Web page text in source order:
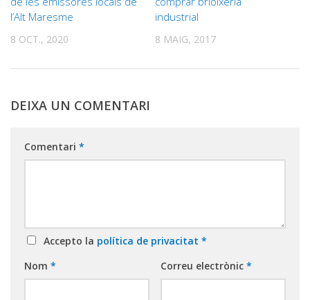
l’Alt Maresme
8 OCT., 2020
industrial
8 MAIG, 2017
DEIXA UN COMENTARI
Comentari *
Accepto la política de privacitat *
Nom * Correu electrònic *